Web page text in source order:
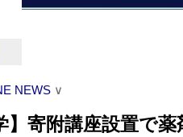
NEWS ∨
】寄附講座設置で